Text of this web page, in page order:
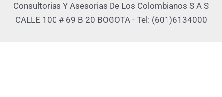
Consultorias Y Asesorias De Los Colombianos S A S
CALLE 100 # 69 B 20 BOGOTA - Tel: (601)6134000